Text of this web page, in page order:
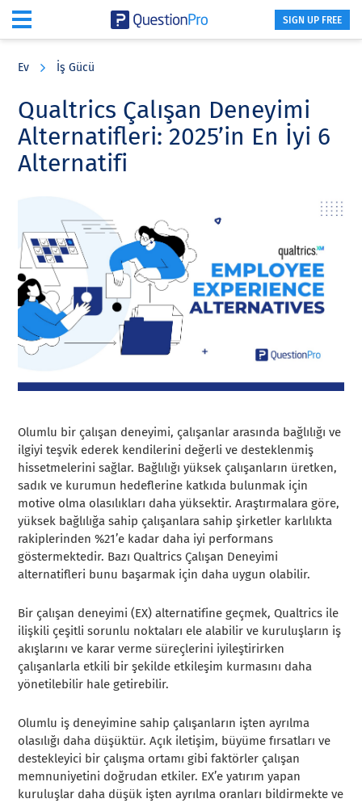
content
sidebar
SIGN UP FREE
Ev İş Gücü
Qualtrics Çalışan Deneyimi
Alternatifleri: 2025’in En İyi 6
Alternatifi
Olumlu bir çalışan deneyimi, çalışanlar arasında bağlılığı ve
ilgiyi teşvik ederek kendilerini değerli ve desteklenmiş
hissetmelerini sağlar. Bağlılığı yüksek çalışanların üretken,
sadık ve kurumun hedeflerine katkıda bulunmak için
motive olma olasılıkları daha yüksektir. Araştırmalara göre,
yüksek bağlılığa sahip çalışanlara sahip şirketler karlılıkta
rakiplerinden %21’e kadar daha iyi performans
göstermektedir. Bazı Qualtrics Çalışan Deneyimi
alternatifleri bunu başarmak için daha uygun olabilir.
Bir çalışan deneyimi (EX) alternatifine geçmek, Qualtrics ile
ilişkili çeşitli sorunlu noktaları ele alabilir ve kuruluşların iş
akışlarını ve karar verme süreçlerini iyileştirirken
çalışanlarla etkili bir şekilde etkileşim kurmasını daha
yönetilebilir hale getirebilir.
Olumlu iş deneyimine sahip çalışanların işten ayrılma
olasılığı daha düşüktür. Açık iletişim, büyüme fırsatları ve
destekleyici bir çalışma ortamı gibi faktörler çalışan
memnuniyetini doğrudan etkiler. EX’e yatırım yapan
kuruluşlar daha düşük işten ayrılma oranları bildirmekte ve